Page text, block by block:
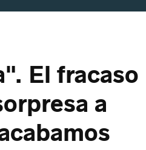
El fracaso
a